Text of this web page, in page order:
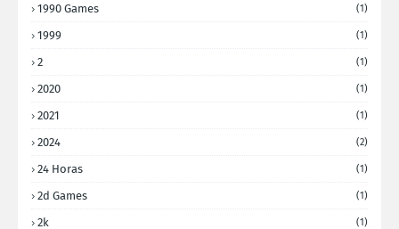
1990 Games (1)
1999 (1)
2 (1)
2020 (1)
2021 (1)
2024 (2)
24 Horas (1)
2d Games (1)
2k (1)